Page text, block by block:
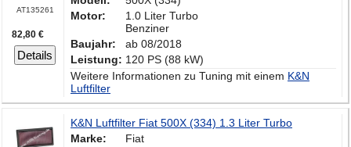
AT135261
82,80 €
Details
Motor:
1.0 Liter Turbo
Benziner
Baujahr:
ab 08/2018
Leistung: 120 PS (88 kW)
Weitere Informationen zu Tuning mit einem K&N
Luftfilter
K&N Luftfilter Fiat 500X (334) 1.3 Liter Turbo
Marke:
Fiat